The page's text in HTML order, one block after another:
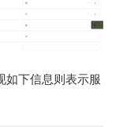
如下信息则表示服